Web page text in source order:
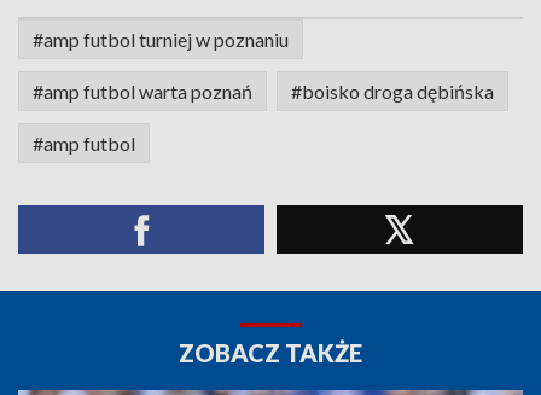
#amp futbol turniej w poznaniu
#amp futbol warta poznań #boisko droga dębińska
#amp futbol
ZOBACZ TAKŻE